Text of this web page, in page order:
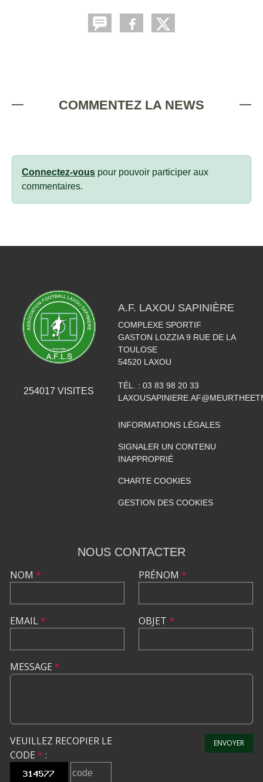
COMMENTEZ LA NEWS
Connectez-vous pour pouvoir participer aux
commentaires.
254017 VISITES
A.F. LAXOU SAPINIÈRE
COMPLEXE SPORTIF
GASTON LOZZIA 9 RUE DE LA
TOULOSE
54520 LAXOU
TÉL. : 03 83 98 20 33
INFORMATIONS LÉGALES
SIGNALER UN CONTENU
INAPPROPRIÉ
CHARTE COOKIES
GESTION DES COOKIES
NOUS CONTACTER
NOM *
EMAIL*
PRÉNOM *
OBJET *
MESSAGE *
VEUILLEZ RECOPIER LE
CODE * :
ENVOYER